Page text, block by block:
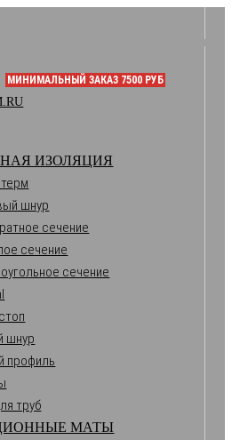
МИНИМАЛЬНЫЙ ЗАКАЗ 7500 РУБ
ИЗОЛЯЦИЯ
шнур
сечение
сечение
сечение
шнур
профиль
труб
МАТЫ